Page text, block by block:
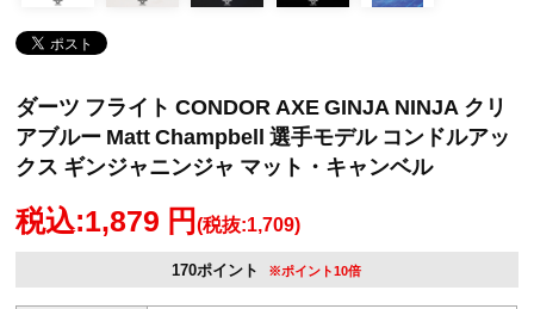
ダーツ フライト CONDOR AXE GINJA NINJA クリ
アブルー Matt Champbell 選手モデル コンドルアッ
クス ギンジャニンジャ マット・キャンベル
税込:1,879 円(税抜:1,709)
170ポイント ※ポイント10倍